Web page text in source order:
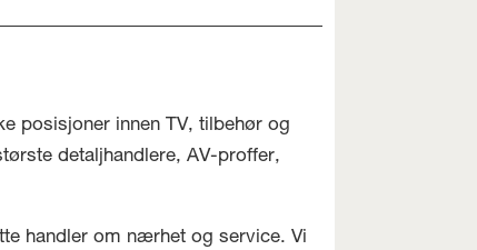
posisjoner innen TV, tilbehør og
detaljhandlere, AV-proffer,
handler om nærhet og service. Vi